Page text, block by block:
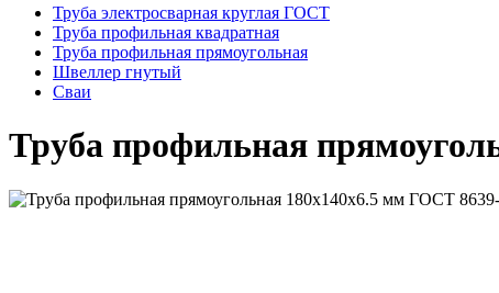
Труба электросварная круглая ГОСТ
Труба профильная квадратная
Труба профильная прямоугольная
Швеллер гнутый
Сваи
Труба профильная